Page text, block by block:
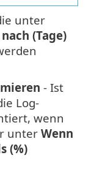
unter
(Tage)
- Ist
Log-
wenn
unter Wenn
(%)